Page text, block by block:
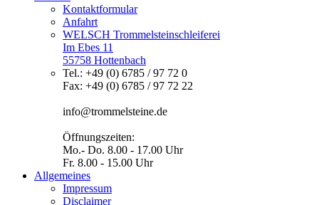
Kontaktformular
Anfahrt
WELSCH Trommelsteinschleiferei
Im Ebes 11
55758 Hottenbach
Tel.: +49 (0) 6785 / 97 72 0
Fax: +49 (0) 6785 / 97 72 22
info@trommelsteine.de
Öffnungszeiten:
Mo.- Do. 8.00 - 17.00 Uhr
Fr. 8.00 - 15.00 Uhr
Allgemeines
Impressum
Disclaimer